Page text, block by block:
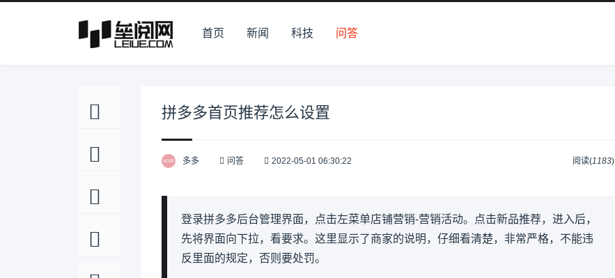
首页 新闻 科技 问答
拼多多首页推荐怎么设置
多多 问答 2022-05-01 06:30:22 阅读(1183)
登录拼多多后台管理界面，点击左菜单店铺营销-营销活动。点击新品推荐，进入后，
先将界面向下拉，看要求。这里显示了商家的说明，仔细看清楚，非常严格，不能违
反里面的规定，否则要处罚。